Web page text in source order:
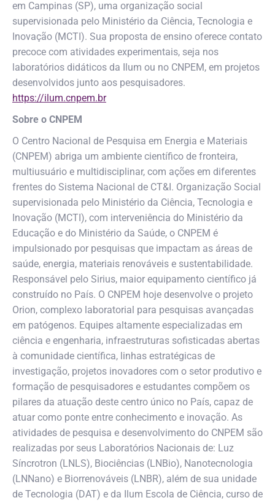
em Campinas (SP), uma organização social
supervisionada pelo Ministério da Ciência, Tecnologia e
Inovação (MCTI). Sua proposta de ensino oferece contato
precoce com atividades experimentais, seja nos
laboratórios didáticos da Ilum ou no CNPEM, em projetos
desenvolvidos junto aos pesquisadores.
https://ilum.cnpem.br
Sobre o CNPEM
O Centro Nacional de Pesquisa em Energia e Materiais
(CNPEM) abriga um ambiente científico de fronteira,
multiusuário e multidisciplinar, com ações em diferentes
frentes do Sistema Nacional de CT&I. Organização Social
supervisionada pelo Ministério da Ciência, Tecnologia e
Inovação (MCTI), com interveniência do Ministério da
Educação e do Ministério da Saúde, o CNPEM é
impulsionado por pesquisas que impactam as áreas de
saúde, energia, materiais renováveis e sustentabilidade.
Responsável pelo Sirius, maior equipamento científico já
construído no País. O CNPEM hoje desenvolve o projeto
Orion, complexo laboratorial para pesquisas avançadas
em patógenos. Equipes altamente especializadas em
ciência e engenharia, infraestruturas sofisticadas abertas
à comunidade científica, linhas estratégicas de
investigação, projetos inovadores com o setor produtivo e
formação de pesquisadores e estudantes compõem os
pilares da atuação deste centro único no País, capaz de
atuar como ponte entre conhecimento e inovação. As
atividades de pesquisa e desenvolvimento do CNPEM são
realizadas por seus Laboratórios Nacionais de: Luz
Síncrotron (LNLS), Biociências (LNBio), Nanotecnologia
(LNNano) e Biorrenováveis (LNBR), além de sua unidade
de Tecnologia (DAT) e da Ilum Escola de Ciência, curso de